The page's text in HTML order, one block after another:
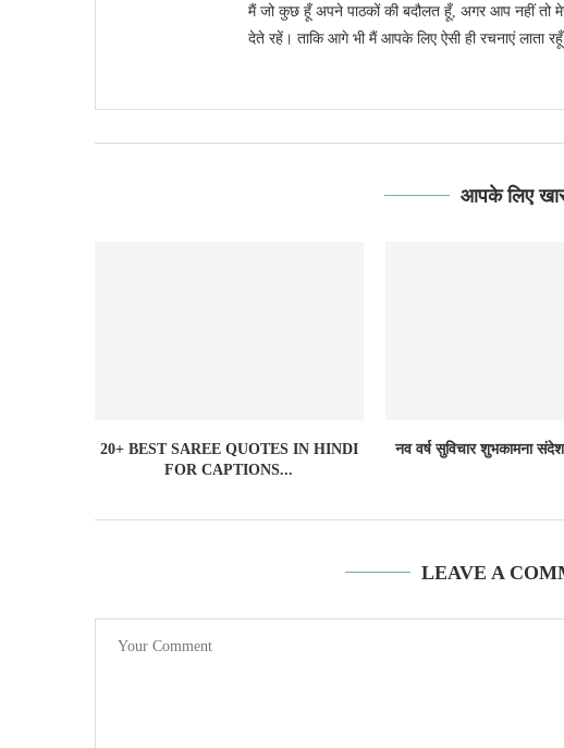
मैं जो कुछ हूँ अपने पाठकों की बदौलत हूँ, अगर आप नहीं तो
देते रहें। ताकि आगे भी मैं आपके लिए ऐसी ही रचनाएं लाता
आपके लिए
20+ BEST SAREE QUOTES IN HINDI
FOR CAPTIONS...
नव वर्ष सुविचार शुभकामना
LEAVE A